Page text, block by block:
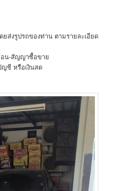
ยส่งรูปรถของท่าน ตามรายละเอียด
อน-สัญญาซื้อขาย
ญชี หรือเงินสด